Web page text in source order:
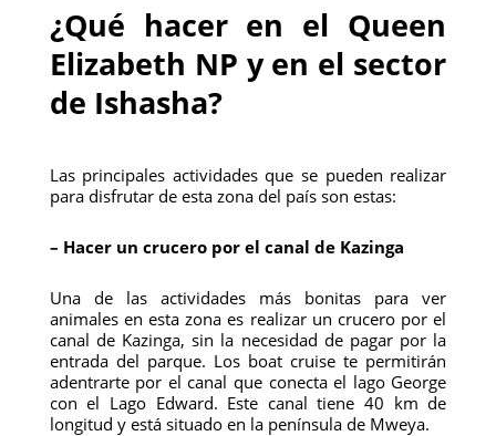
¿Qué hacer en el Queen
Elizabeth NP y en el sector
de Ishasha?
Las principales actividades que se pueden realizar
para disfrutar de esta zona del país son estas:
– Hacer un crucero por el canal de Kazinga
Una de las actividades más bonitas para ver
animales en esta zona es realizar un crucero por el
canal de Kazinga, sin la necesidad de pagar por la
entrada del parque. Los boat cruise te permitirán
adentrarte por el canal que conecta el lago George
con el Lago Edward. Este canal tiene 40 km de
longitud y está situado en la península de Mweya.